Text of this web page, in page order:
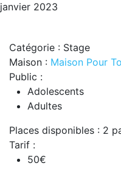
janvier 2023
Catégorie : Stage
Maison : Maison Pour
Public :
Adolescents
Adultes
Places disponibles : 2
Tarif :
50€